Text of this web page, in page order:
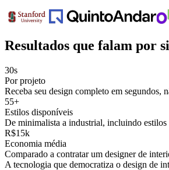
Resultados que falam por si
30s
Por projeto
Receba seu design completo em segundos,
55+
Estilos disponíveis
De minimalista a industrial, incluindo estilos
R$15k
Economia média
Comparado a contratar um designer de
A tecnologia que democratiza o design de